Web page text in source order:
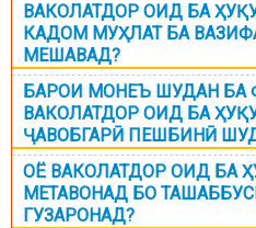
ВАКОЛАТДОР ОИД БА
КАДОМ МУҲЛАТ БА
МЕШАВАД?
БАРОИ МОНЕЪ ШУДАН БА
ВАКОЛАТДОР ОИД БА
ҶАВОБГАРӢ ПЕШБИНӢ
ОЁ ВАКОЛАТДОР ОИД БА
МЕТАВОНАД БО
ГУЗАРОНАД?